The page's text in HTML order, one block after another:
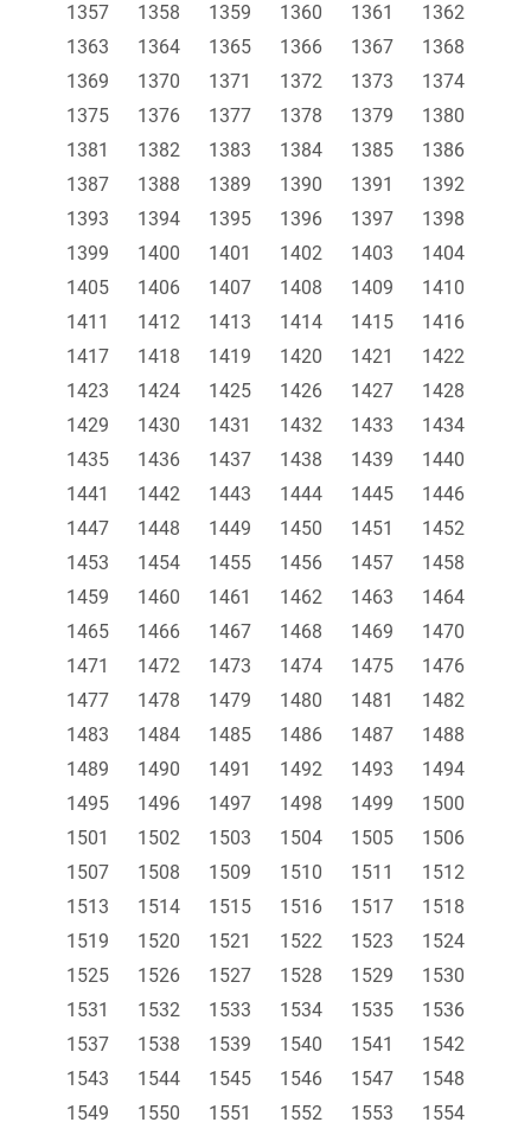
1357
1358 1359 1360 1361
1362
1363
1364 1365 1366 1367
1368
1369
1370 1371 1372 1373
1374
1375
1376 1377 1378 1379
1380
1381
1382 1383 1384 1385
1386
1387
1388 1389 1390 1391
1392
1393
1394 1395 1396 1397
1398
1399
1400 1401 1402 1403
1404
1405
1406 1407 1408 1409
1410
1411
1412 1413 1414 1415
1416
1417
1418 1419 1420 1421
1422
1423
1424 1425 1426 1427
1428
1429
1430 1431 1432 1433
1434
1435
1436 1437 1438 1439
1440
1441
1442 1443 1444 1445
1446
1447
1448 1449 1450 1451
1452
1453
1454 1455 1456 1457
1458
1459
1460 1461 1462 1463
1464
1465
1466 1467 1468 1469
1470
1471
1472 1473 1474 1475
1476
1477
1478 1479 1480 1481
1482
1483
1484 1485 1486 1487
1488
1489
1490 1491 1492 1493
1494
1495
1496 1497 1498 1499
1500
1501
1502 1503 1504 1505
1506
1507
1508 1509 1510 1511
1512
1513
1514 1515 1516 1517
1518
1519
1520 1521 1522 1523
1524
1525
1526 1527 1528 1529
1530
1531
1532 1533 1534 1535
1536
1537
1538 1539 1540 1541
1542
1543
1544 1545 1546 1547
1548
1549
1550 1551 1552 1553
1554